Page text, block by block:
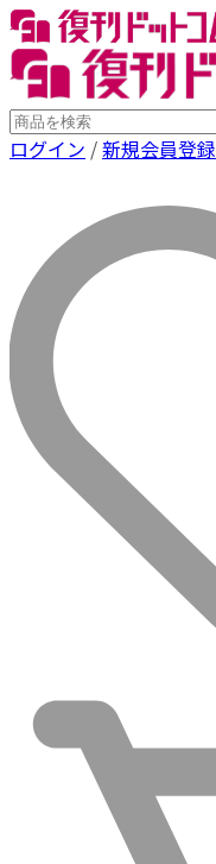
ログイン /新規会員登録